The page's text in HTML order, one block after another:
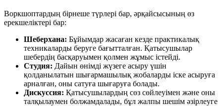
Воркшоптардың бірнеше түрлері бар, әрқайсысының өз
ерекшеліктері бар:
Шеберхана: Бұйымдар жасаған кезде практикалық
техникаларды беруге бағытталған. Қатысушылар
шебердің басқаруымен қолмен жұмыс істейді.
Студия: Дайын өнімді жүзеге асыру үшін
қолданылатын шығармашылық жобаларды іске асыруға
арналған, оны сатуға шығаруға болады.
Дискуссия: Қатысушылардың сөз сөйлеуімен және оны
талқылаумен болжамдалады, бұл жалпы шешім әзірлеуге